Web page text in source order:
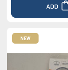
ADD
NEW